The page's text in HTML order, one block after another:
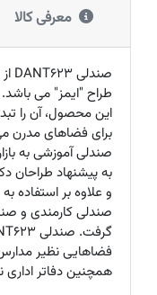
معرفی کالا
صندلیDANT623
طراح "ایمز" می‌
این محصول، آن را
برای فضاهای مدرن
صندلی آموزشی به
به پیشنهاد طراحان
و علاوه بر استفاده
صندلی کارمندی و
گرفت. صندلی
فضاهایی نظیر
همچنین دفاتر اداری